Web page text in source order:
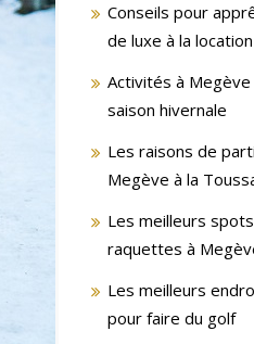
Conseils pour
de luxe à la
Activités à
saison hivernale
Les raisons de
Megève à la
Les meilleurs
raquettes à
Les meilleurs
pour faire du golf